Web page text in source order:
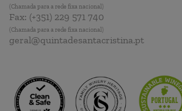
(Chamada para a rede fixa nacional)
Fax: (+351) 229 571 740
(Chamada para a rede fixa nacional)
geral@quintadesantacristina.pt